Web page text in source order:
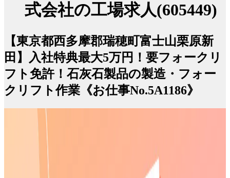
式会社の工場求人(605449)
【東京都西多摩郡瑞穂町富士山栗原新
田】入社特典最大5万円！要フォークリ
フト免許！石灰石製品の製造・フォー
クリフト作業《お仕事No.5A1186》